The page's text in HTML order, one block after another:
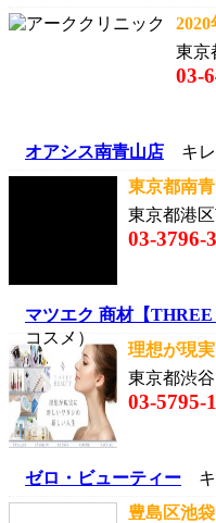
東京
03-
オアシス南青山店 キレ
東京都南
東京都港
03-3796-
マツエク 商材【
コスメ）
理想が現
東京都渋
03-5795-
ゼロ・ビューティー キ
豊島区池